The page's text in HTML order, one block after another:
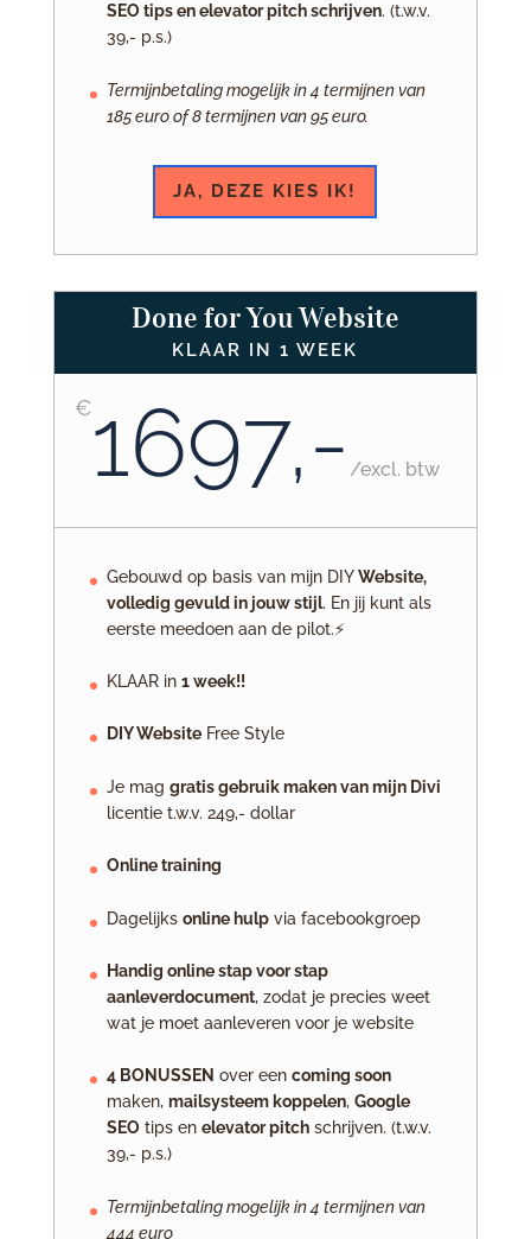
SEO tips en elevator pitch schrijven. (t.w.v.
39,- p.s.)
Termijnbetaling mogelijk in 4 termijnen van
185 euro of 8 termijnen van 95 euro.
JA, DEZE KIES IK!
Done for You Website
KLAAR IN 1 WEEK
€1697,- /excl. btw
Gebouwd op basis van mijn DIYWebsite,
volledig gevuld in jouw stijl. En jij kunt als
eerste meedoen aan de pilot.⚡
KLAAR in 1 week!!
DIY WebsiteFree Style
Je mag gratis gebruik maken van mijn Divi
licentie t.w.v. 249,- dollar
Online training
Dagelijks online hulpvia facebookgroep
Handig online stap voor stap
aanleverdocument, zodat je precies weet
wat je moet aanleveren voor je website
4 BONUSSEN over een coming soon
maken, mailsysteem koppelen, Google
SEOtips en elevator pitchschrijven. (t.w.v.
39,- p.s.)
Termijnbetaling mogelijk in 4 termijnen van
444 euro